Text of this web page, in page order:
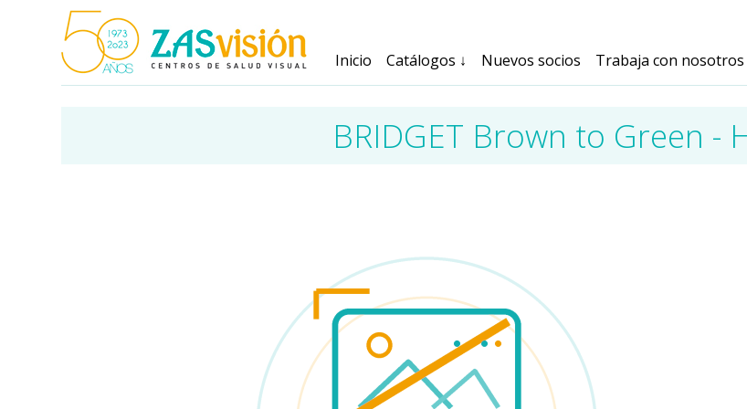
Inicio Catálogos ↓ Nuevos socios Trabaja con nosotros
BRIDGET Brown to Green -